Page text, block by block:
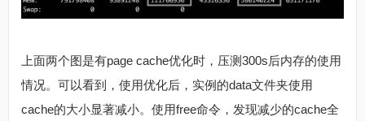
上面两个图是有page cache优化时，压测300s后内存的使用
情况。可以看到，使用优化后，实例的data文件夹使用
cache的大小显著减小。使用free命令，发现减少的cache全